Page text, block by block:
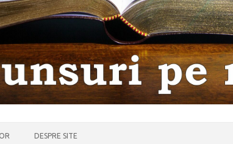
DESPRE SITE